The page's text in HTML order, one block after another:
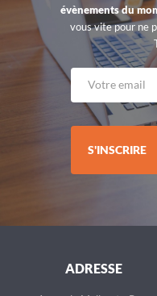
évènements du
vous vite pour ne
S'INSCRIRE
ADRESSE